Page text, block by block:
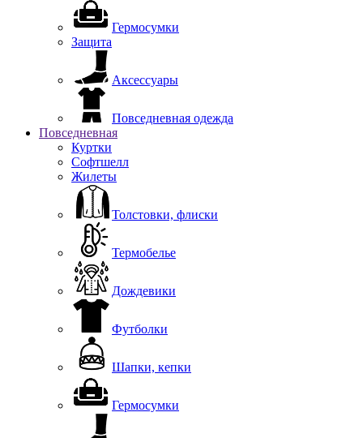
Гермосумки
Защита
Аксессуары
Повседневная одежда
Повседневная
Куртки
Софтшелл
Жилеты
Толстовки, флиски
Термобелье
Дождевики
Футболки
Шапки, кепки
Гермосумки